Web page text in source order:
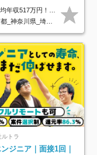
ワイト企業認定｜
日｜リモートOK
5年目まで最大1万5000円の定期昇給を確約 ┃各種手当充実 ・規定の資格を取得すれば、2000円～5万円を毎月支給（2万4000円～60万円／年） ・研修中に取得した取得率95％の資格でも研修後の給料UP ※月給は年齢・経験・能力を考慮して、優遇いたします ※上記月給金額は固定残業代（20時間/3万1300円円以上）を含み、超過分は別途支給いたします ※試用期間（6ヶ月）は月給に変動はありますが、その他待遇に差異はありません ├入社後1ヶ月～3ヶ月間は、月給20万1900円となります └上記金額は固定残業代（10時間／1万6000円）を含み、超過分は別途支給いたします
_山形県_福島県_茨城県_栃木県_群馬県_新潟県_山梨県_長野県_富山県_石川県_福井県_静岡県_岐阜県_三重県_兵庫県_京都府_滋賀県_奈良県_和歌山県_広島県_岡山県_鳥取県_島根県_山口県_徳島県_香川県_愛媛県_高知県_福岡県_熊本県_佐賀県_長崎県_大分県_宮崎県_鹿児島県_沖縄県
トラ
ジニア｜面接1回｜